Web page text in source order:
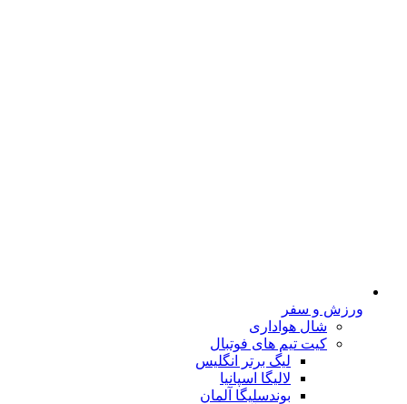
ورزش و سفر
شال هواداری
کیت تیم های فوتبال
لیگ برتر انگلیس
لالیگا اسپانیا
بوندسلیگا آلمان